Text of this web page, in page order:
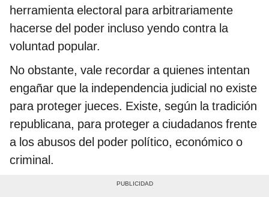
herramienta electoral para arbitrariamente
hacerse del poder incluso yendo contra la
voluntad popular.
No obstante, vale recordar a quienes intentan
engañar que la independencia judicial no existe
para proteger jueces. Existe, según la tradición
republicana, para proteger a ciudadanos frente
a los abusos del poder político, económico o
criminal.